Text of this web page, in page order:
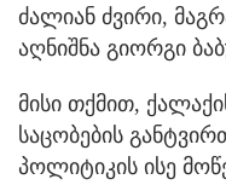
ძალიან ძვირი,
აღნიშნა გიორგი
მისი თქმით,
საცობების
პოლიტიკის ისე